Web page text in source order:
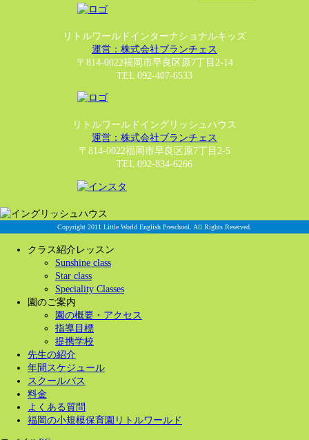
リトルワールドインターナショナルキッズ
運営：株式会社ブランチェス
〒814-0022福岡市早良区原7丁目2-14
TEL 092-407-6533
リトルワールドイングリッシュハウス
運営：株式会社ブランチェス
〒814-0022福岡市早良区原7丁目2-5
TEL 092-834-6266
Copyright 2011 Little World English Preschool. All Rights Reserved.
クラス紹介レッスン
Sunshine class
Star class
Speciality Classes
園のご案内
園の概要・アクセス
指導目標
提携学校
先生の紹介
年間スケジュール
スクールバス
料金
よくある質問
福岡の小規模保育園リトルワールド